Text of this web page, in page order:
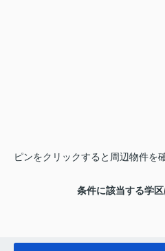
ピンをクリックすると周辺物件を
条件に該当する学区